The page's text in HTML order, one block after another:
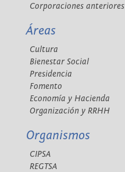
Corporaciones anteriores
Áreas
Cultura
Bienestar Social
Presidencia
Fomento
Economía y Hacienda
Organización y RRHH
Organismos
CIPSA
REGTSA